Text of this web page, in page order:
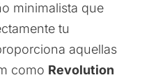
minimalista que
tu
aquellas
como Revolution